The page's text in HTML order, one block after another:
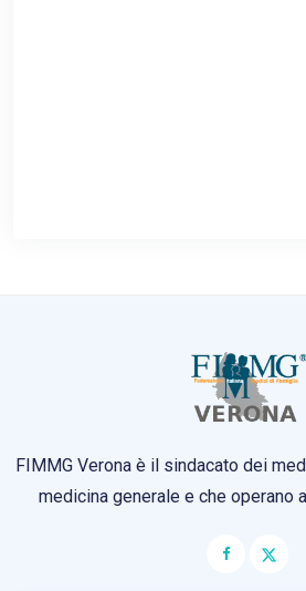
FIMMG Verona è il sindacato dei
medicina generale e che operano